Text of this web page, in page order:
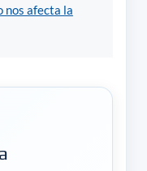
nos afecta la